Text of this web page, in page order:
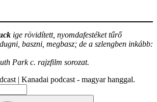
ige rövidített, nyomdafestéket tűrő
baszni, megbasz; de a szlengben inkább:
Park c. rajzfilm sorozat.